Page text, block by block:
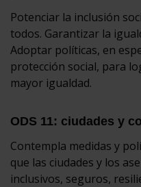
Potenciar la inclusión
todos. Garantizar la
Adoptar políticas, en
protección social, para
mayor igualdad.
ODS 11: ciudades y
Contempla medidas y
que las ciudades y los
inclusivos, seguros,